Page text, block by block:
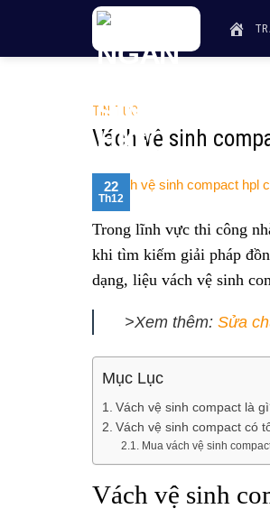
TIN TỨC
Vách vệ sinh
22
Th12
Trong lĩnh vực thi công
khi tìm kiếm giải pháp
dạng, liệu vách vệ sinh
>Xem thêm: Sửa
Mục Lục
Vách vệ sinh compact là
Vách vệ sinh compact có
Mua vách vệ sinh
Vách vệ sinh